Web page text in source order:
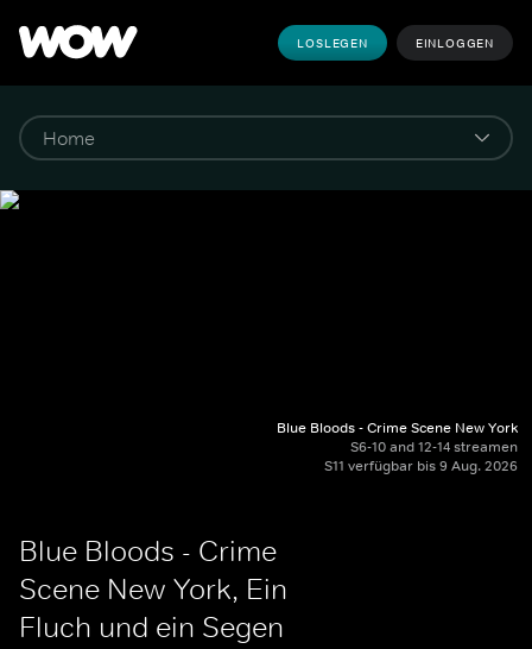
LOSLEGEN EINLOGGEN
Blue Bloods - Crime Scene New York
S6-10 and 12-14 streamen
S11 verfügbar bis 9 Aug. 2026
Blue Bloods - Crime
Scene New York, Ein
Fluch und ein Segen